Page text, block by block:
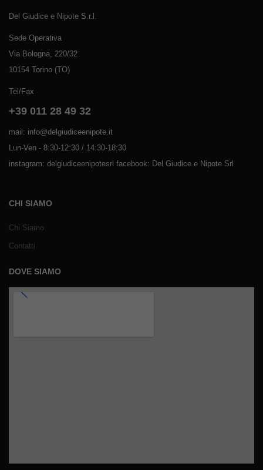
Del Giudice e Nipote S.r.l.
Sede Operativa
Via Bologna, 220/32
10154 Torino (TO)
Tel/Fax
+39 011 28 49 32
mail: info@delgiudiceenipote.it
Lun-Ven - 8:30-12:30 / 14:30-18:30
instagram: delgiudiceenipotesrl facebook: Del Giudice e Nipote Srl
CHI SIAMO
Chi Siamo
Contatti
DOVE SIAMO